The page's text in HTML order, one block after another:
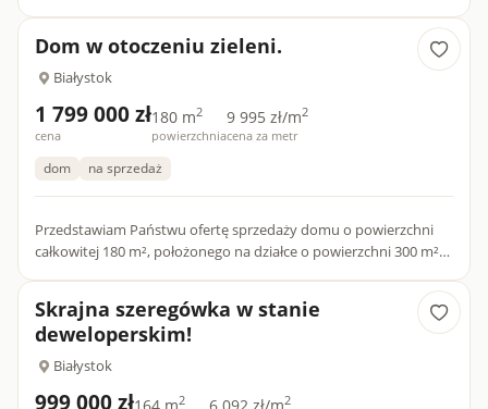
Dom w otoczeniu zieleni.
Białystok
1 799 000 zł
cena
180 m2
powierzchnia
9 995 zł/m2
cena za metr
dom na sprzedaż
Przedstawiam Państwu ofertę sprzedaży domu o powierzchni
całkowitej 180 m², położonego na działce o powierzchni 300 m²
Skrajna szeregówka w stanie
deweloperskim!
Białystok
999 000 zł164 m2 6 092 zł/m2